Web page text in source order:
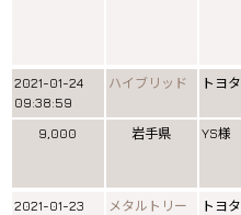
2021-01-24
09:38:59
ハイブリッド トヨタ
9,000 岩手県 YS様
2021-01-23
メタルトリー
トヨタ